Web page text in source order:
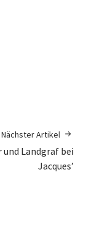
Nächster Artikel
und Landgraf bei
Jacques’